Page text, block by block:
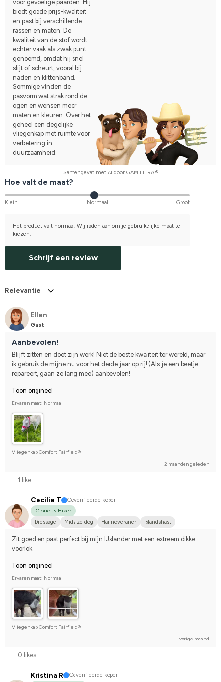
voor gevoelige paarden. Hij
biedt goede prijs-kwaliteit
en past bij verschillende
rassen en maten. De
kwaliteit van de stof wordt
echter vaak als zwak punt
genoemd, omdat hij snel
slijt of scheurt, vooral bij
naden en klittenband.
Sommige vinden de
pasvorm wat strak rond de
ogen en wensen meer
maten en kleuren. Over het
geheel een degelijke
vliegenkap met ruimte voor
verbetering in
duurzaamheid.
Samengevat met AI door GAMIFIERA.®
Hoe valt de maat?
Klein Normaal Groot
Het product valt normaal. Wij raden aan om je gebruikelijke maat te
kiezen.
Schrijf een review
Relevantie
Ellen
Gast
Aanbevolen!
Blijft zitten en doet zijn werk! Niet de beste kwaliteit ter wereld, maar
ik gebruik de mijne nu voor het derde jaar op rij! (Als je een beetje
repareert, gaan ze lang mee) aanbevolen!
Toon origineel
Ervaren maat: Normaal
Vliegenkap Comfort Fairfield®
2 maanden geleden
1 like
Cecilie T
Geverifieerde koper
Glorious Hiker
Dressage
Midsize dog Hannoveraner
Islandshäst
Zit goed en past perfect bij mijn IJslander met een extreem dikke
voorlok
Toon origineel
Ervaren maat: Normaal
Vliegenkap Comfort Fairfield®
vorige maand
0 likes
Kristina R
Geverifieerde koper